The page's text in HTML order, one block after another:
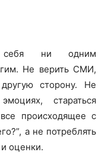
себя ни одним
Не верить СМИ,
сторону. Не
стараться
все происходящее с
а не потреблять
оценки.